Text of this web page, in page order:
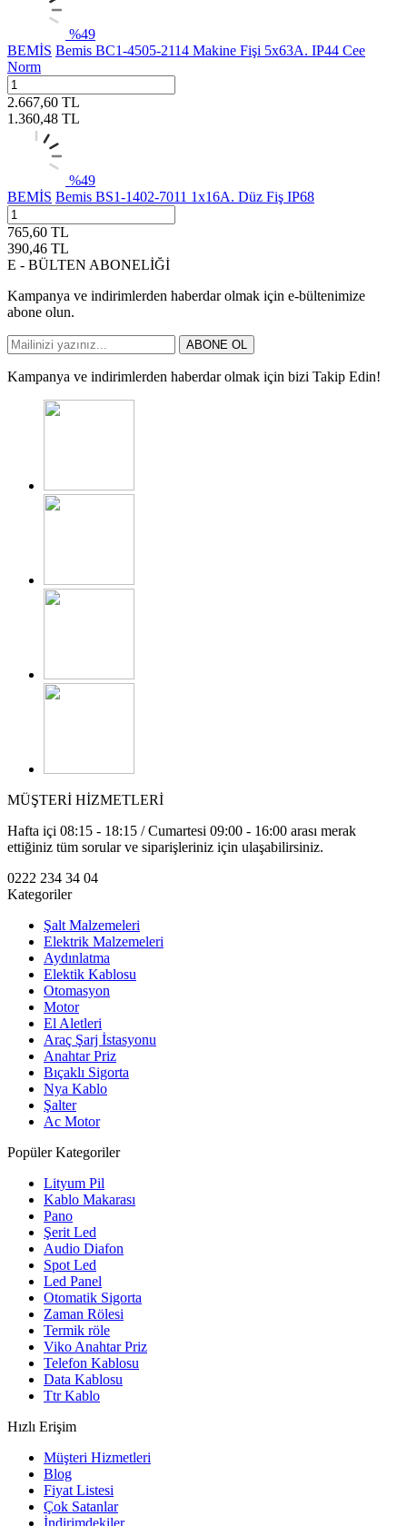
%49
BEMİS Bemis BC1-4505-2114 Makine Fişi 5x63A. IP44 Cee
Norm
2.667,60 TL
1.360,48 TL
%49
BEMİS Bemis BS1-1402-7011 1x16A. Düz Fiş IP68
765,60 TL
390,46 TL
E - BÜLTEN ABONELİĞİ
Kampanya ve indirimlerden haberdar olmak için e-bültenimize
abone olun.
ABONE OL
Kampanya ve indirimlerden haberdar olmak için bizi Takip Edin!
MÜŞTERİ HİZMETLERİ
Hafta içi 08:15 - 18:15 / Cumartesi 09:00 - 16:00 arası merak
ettiğiniz tüm sorular ve siparişleriniz için ulaşabilirsiniz.
0222 234 34 04
Kategoriler
Şalt Malzemeleri
Elektrik Malzemeleri
Aydınlatma
Elektik Kablosu
Otomasyon
Motor
El Aletleri
Araç Şarj İstasyonu
Anahtar Priz
Bıçaklı Sigorta
Nya Kablo
Şalter
Ac Motor
Popüler Kategoriler
Lityum Pil
Kablo Makarası
Pano
Şerit Led
Audio Diafon
Spot Led
Led Panel
Otomatik Sigorta
Zaman Rölesi
Termik röle
Viko Anahtar Priz
Telefon Kablosu
Data Kablosu
Ttr Kablo
Hızlı Erişim
Müşteri Hizmetleri
Blog
Fiyat Listesi
Çok Satanlar
İndirimdekiler